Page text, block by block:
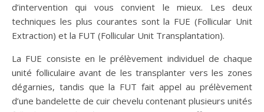
d’intervention qui vous convient le mieux. Les deux
techniques les plus courantes sont la FUE (Follicular Unit
Extraction) et la FUT (Follicular Unit Transplantation).
La FUE consiste en le prélèvement individuel de chaque
unité folliculaire avant de les transplanter vers les zones
dégarnies, tandis que la FUT fait appel au prélèvement
d’une bandelette de cuir chevelu contenant plusieurs unités